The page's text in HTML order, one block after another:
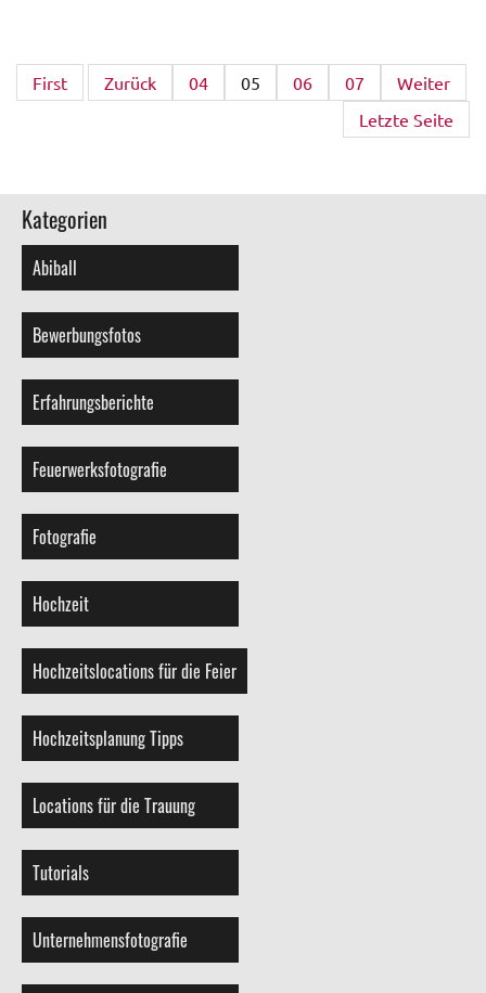
First Zurück 04 05 06 07
Weiter
Letzte Seite
Kategorien
Abiball
Bewerbungsfotos
Erfahrungsberichte
Feuerwerksfotografie
Fotografie
Hochzeit
Hochzeitslocations für die Feier
Hochzeitsplanung Tipps
Locations für die Trauung
Tutorials
Unternehmensfotografie